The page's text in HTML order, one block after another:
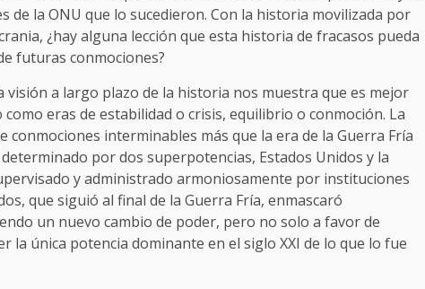
la ONU que lo sucedieron. Con la historia movilizada por
¿hay alguna lección que esta historia de fracasos pueda
futuras conmociones?
visión a largo plazo de la historia nos muestra que es mejor
eras de estabilidad o crisis, equilibrio o conmoción. La
interminables más que la era de la Guerra Fría
por dos superpotencias, Estados Unidos y la
y administrado armoniosamente por instituciones
que siguió al final de la Guerra Fría, enmascaró
un nuevo cambio de poder, pero no solo a favor de
la única potencia dominante en el siglo XXI de lo que lo fue